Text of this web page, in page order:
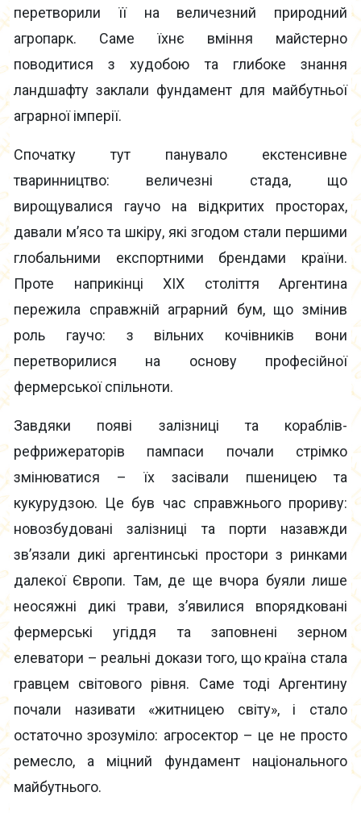
перетворили її на величезний природний
агропарк. Саме їхнє вміння майстерно
поводитися з худобою та глибоке знання
ландшафту заклали фундамент для майбутньої
аграрної імперії.
Спочатку тут панувало екстенсивне
тваринництво: величезні стада, що
вирощувалися гаучо на відкритих просторах,
давали м’ясо та шкіру, які згодом стали першими
глобальними експортними брендами країни.
Проте наприкінці XIX століття Аргентина
пережила справжній аграрний бум, що змінив
роль гаучо: з вільних кочівників вони
перетворилися на основу професійної
фермерської спільноти.
Завдяки появі залізниці та кораблів-
рефрижераторів пампаси почали стрімко
змінюватися – їх засівали пшеницею та
кукурудзою. Це був час справжнього прориву:
новозбудовані залізниці та порти назавжди
зв’язали дикі аргентинські простори з ринками
далекої Європи. Там, де ще вчора буяли лише
неосяжні дикі трави, з’явилися впорядковані
фермерські угіддя та заповнені зерном
елеватори – реальні докази того, що країна стала
гравцем світового рівня. Саме тоді Аргентину
почали називати «житницею світу», і стало
остаточно зрозуміло: агросектор – це не просто
ремесло, а міцний фундамент національного
майбутнього.